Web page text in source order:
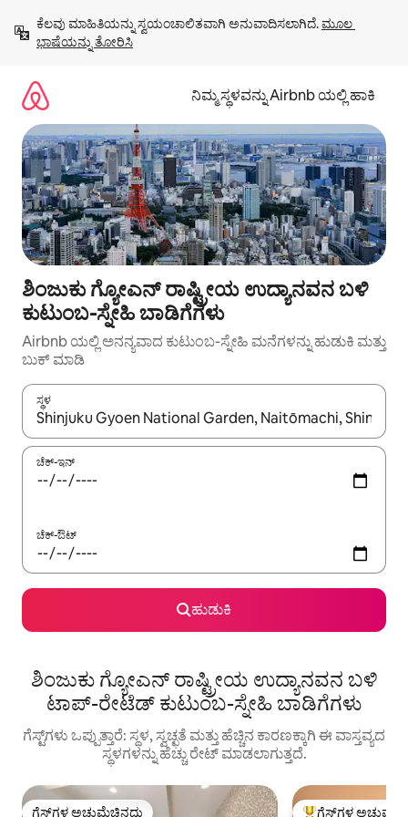
ಹೋಗಿ
ಕೆಲವು ಮಾಹಿತಿಯನ್ನು ಸ್ವಯಂಚಾಲಿತವಾಗಿ ಅನುವಾದಿಸಲಾಗಿದೆ. ಮೂಲ
ಭಾಷೆಯನ್ನು ತೋರಿಸಿ
ನಿಮ್ಮ ಸ್ಥಳವನ್ನು Airbnb ಯಲ್ಲಿ ಹಾಕಿ
ಶಿಂಜುಕು ಗ್ಯೋಎನ್ ರಾಷ್ಟ್ರೀಯ ಉದ್ಯಾನವನ ಬಳಿ
ಕುಟುಂಬ-ಸ್ನೇಹಿ ಬಾಡಿಗೆಗಳು
Airbnb ಯಲ್ಲಿ ಅನನ್ಯವಾದ ಕುಟುಂಬ-ಸ್ನೇಹಿ ಮನೆಗಳನ್ನು ಹುಡುಕಿ ಮತ್ತು
ಬುಕ್ ಮಾಡಿ
ಸ್ಥಳ
ಫಲಿತಾಂಶಗಳು ಲಭ್ಯವಿರುವಾಗ, ಅಪ್ ಮತ್ತು ಡೌನ್ ಬಾಣದ ಕೀಲಿಗಳೊಂದಿಗೆ
ಚೆಕ್-ಇನ್
ಚೆಕ್-ಔಟ್
ಹುಡುಕಿ
ಶಿಂಜುಕು ಗ್ಯೋಎನ್ ರಾಷ್ಟ್ರೀಯ ಉದ್ಯಾನವನ ಬಳಿ
ಟಾಪ್-ರೇಟೆಡ್ ಕುಟುಂಬ-ಸ್ನೇಹಿ ಬಾಡಿಗೆಗಳು
ಗೆಸ್ಟ್‌ಗಳು ಒಪ್ಪುತ್ತಾರೆ: ಸ್ಥಳ, ಸ್ವಚ್ಛತೆ ಮತ್ತು ಹೆಚ್ಚಿನ ಕಾರಣಕ್ಕಾಗಿ ಈ ವಾಸ್ತವ್ಯದ
ಸ್ಥಳಗಳನ್ನು ಹೆಚ್ಚು ರೇಟ್ ಮಾಡಲಾಗುತ್ತದೆ.
ಗೆಸ್ಟ್‌ಗಳ ಅಚ್ಚುಮೆಚ್ಚಿನದು ಗೆಸ್ಟ್‌ಗಳ